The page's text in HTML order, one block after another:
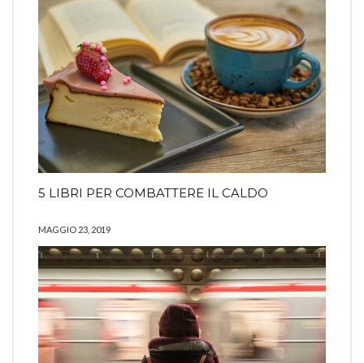
5 LIBRI PER COMBATTERE IL CALDO
MAGGIO 23, 2019